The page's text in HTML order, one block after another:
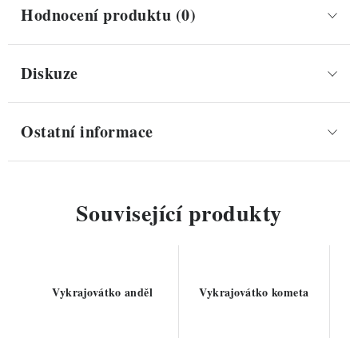
Hodnocení produktu (0)
Diskuze
Ostatní informace
Související produkty
Vykrajovátko anděl Vykrajovátko kometa